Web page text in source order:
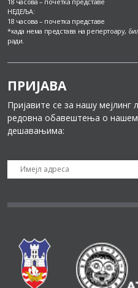
НЕДЕЉА:
18 часова – почетка представе
*када нема представа на репертоару,
ради.
ПРИЈАВА
Пријавите се за нашу мејлинг
редовна обавештења о нашем
дешавањима: